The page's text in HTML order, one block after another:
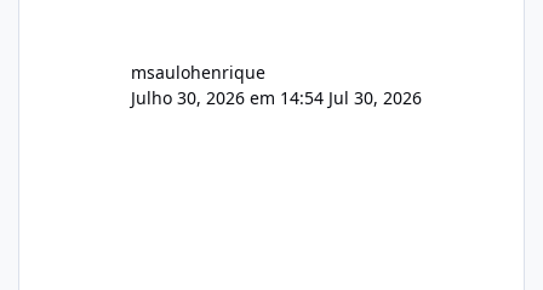
msaulohenrique
Julho 30, 2026 em 14:54 Jul 30, 2026